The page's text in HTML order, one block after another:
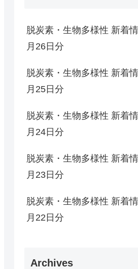
脱炭素・生物多様性 新着
月26日分
脱炭素・生物多様性 新着
月25日分
脱炭素・生物多様性 新着
月24日分
脱炭素・生物多様性 新着
月23日分
脱炭素・生物多様性 新着
月22日分
Archives